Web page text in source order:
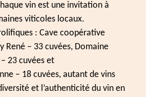
vin est une invitation à
viticoles locaux.
: Cave coopérative
René – 33 cuvées, Domaine
23 cuvées et
– 18 cuvées, autant de vins
et l’authenticité du vin en